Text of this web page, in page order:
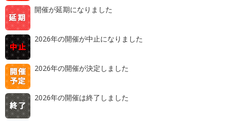
開催が延期になりました
2026年の開催が中止になりました
2026年の開催が決定しました
2026年の開催は終了しました